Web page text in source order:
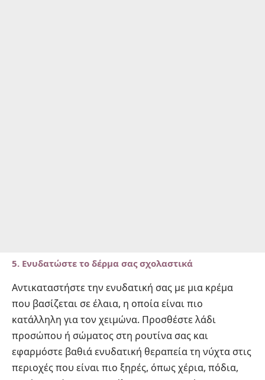
5. Ενυδατώστε το δέρμα σας σχολαστικά
Αντικαταστήστε την ενυδατική σας με μια κρέμα
που βασίζεται σε έλαια, η οποία είναι πιο
κατάλληλη για τον χειμώνα. Προσθέστε λάδι
προσώπου ή σώματος στη ρουτίνα σας και
εφαρμόστε βαθιά ενυδατική θεραπεία τη νύχτα στις
περιοχές που είναι πιο ξηρές, όπως χέρια, πόδια,